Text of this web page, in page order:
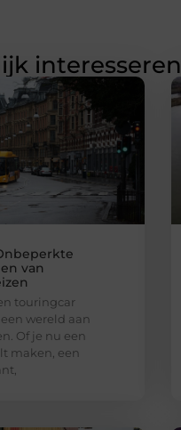
interesseren
van
touringcar
wereld aan
Of je nu een
maken, een